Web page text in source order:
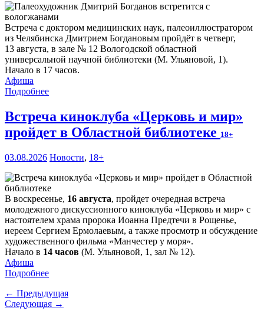
Встреча с доктором медицинских наук, палеоиллюстратором
из Челябинска Дмитрием Богдановым пройдёт в четверг,
13 августа, в зале № 12 Вологодской областной
универсальной научной библиотеки (М. Ульяновой, 1).
Начало в 17 часов.
Афиша
Подробнее
Встреча киноклуба «Церковь и мир»
пройдет в Областной библиотеке 18+
03.08.2026 Новости, 18+
В воскресенье, 16 августа, пройдет очередная встреча
молодежного дискуссионного киноклуба «Церковь и мир» с
настоятелем храма пророка Иоанна Предтечи в Рощенье,
иереем Сергием Ермолаевым, а также просмотр и обсуждение
художественного фильма «Манчестер у моря».
Начало в 14 часов (М. Ульяновой, 1, зал № 12).
Афиша
Подробнее
← Предыдущая
Следующая →